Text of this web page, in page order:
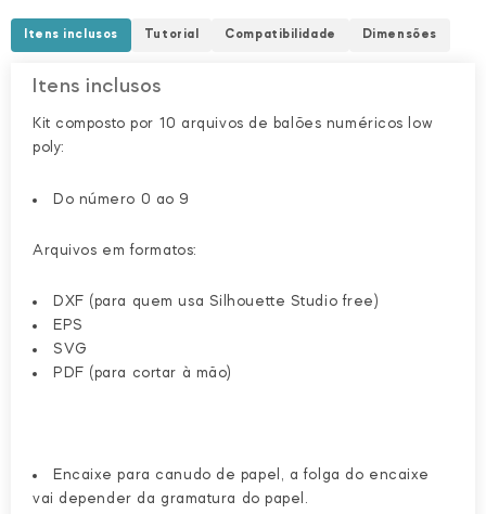
R$ 89,00.R$ 62,30.
low
quantidade
Itens inclusos Tutorial Compatibilidade Dimensões
Itens inclusos
Kit composto por 10 arquivos de balões numéricos low
poly:
Do número 0 ao 9
Arquivos em formatos:
DXF (para quem usa Silhouette Studio free)
EPS
SVG
PDF (para cortar à mão)
Encaixe para canudo de papel, a folga do encaixe
vai depender da gramatura do papel.